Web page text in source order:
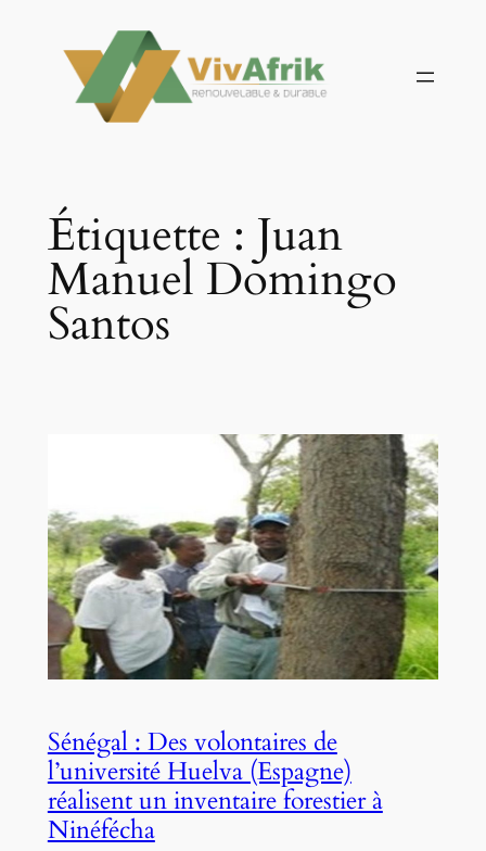
contenu
Étiquette : Juan
Manuel Domingo
Santos
Sénégal : Des volontaires de
l’université Huelva (Espagne)
réalisent un inventaire forestier à
Ninéfécha